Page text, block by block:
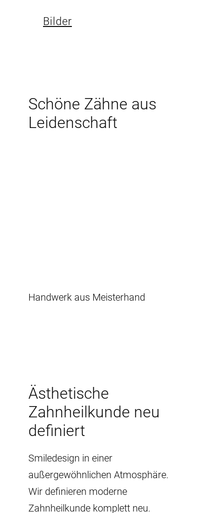
Bilder
Schöne Zähne aus
Leidenschaft
Handwerk aus Meisterhand
Ästhetische
Zahnheilkunde neu
definiert
Smiledesign in einer
außergewöhnlichen Atmosphäre.
Wir definieren moderne
Zahnheilkunde komplett neu.